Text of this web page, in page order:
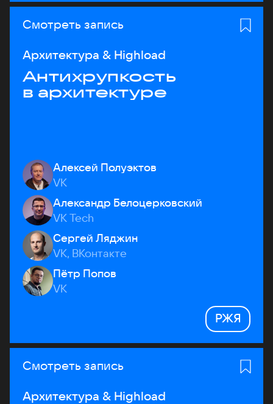
Смотреть запись
Архитектура & Highload
Антихрупкость
в архитектуре
Алексей Полуэктов
VK
Александр Белоцерковский
VK Tech
Сергей Ляджин
VK, ВКонтакте
Пётр Попов
VK
РЖЯ
Смотреть запись
Архитектура & Highload